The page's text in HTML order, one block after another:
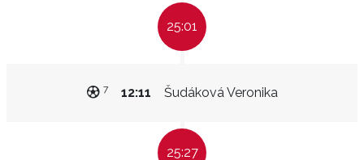
25:01
Šudáková Veronika
12:11
7
25:27